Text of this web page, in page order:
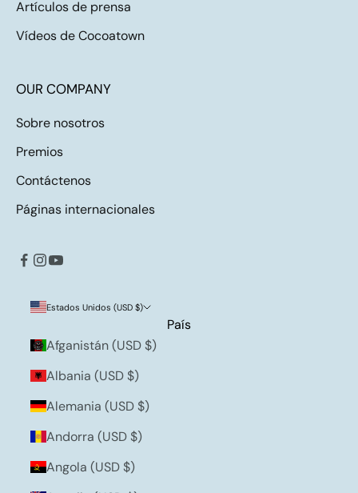
Artículos de prensa
Vídeos de Cocoatown
OUR COMPANY
Sobre nosotros
Premios
Contáctenos
Páginas internacionales
Estados Unidos (USD $)
País
Afganistán (USD $)
Albania (USD $)
Alemania (USD $)
Andorra (USD $)
Angola (USD $)